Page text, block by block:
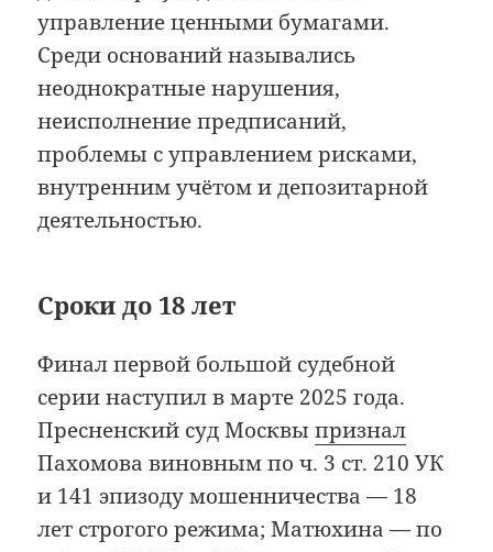
управление ценными бумагами.
Среди оснований назывались
неоднократные нарушения,
неисполнение предписаний,
проблемы с управлением рисками,
внутренним учётом и депозитарной
деятельностью.
Сроки до 18 лет
Финал первой большой судебной
серии наступил в марте 2025 года.
Пресненский суд Москвыпризнал
Пахомова виновным по ч. 3 ст. 210 УК
и 141 эпизоду мошенничества — 18
лет строгого режима; Матюхина — по